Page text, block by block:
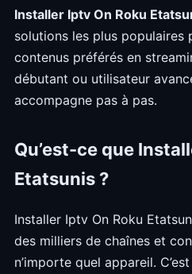
Installer Iptv On Roku
solutions les plus populaires
contenus préférés en
débutant ou utilisateur
accompagne pas à pas.
Qu’est-ce que
Etatsunis ?
Installer Iptv On Roku
des milliers de chaînes et
n’importe quel appareil.